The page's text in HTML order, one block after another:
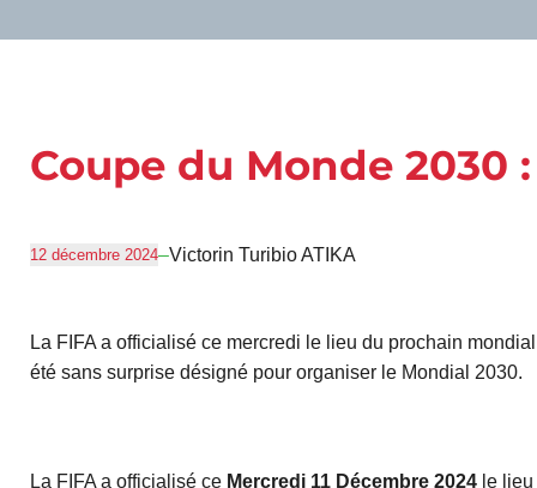
Coupe du Monde 2030
12 décembre 2024–Victorin Turibio ATIKA
La FIFA a officialisé ce mercredi le lieu du prochain
été sans surprise désigné pour organiser le Mondial 2030.
La FIFA a officialisé ce Mercredi 11 Décembre 2024le lieu